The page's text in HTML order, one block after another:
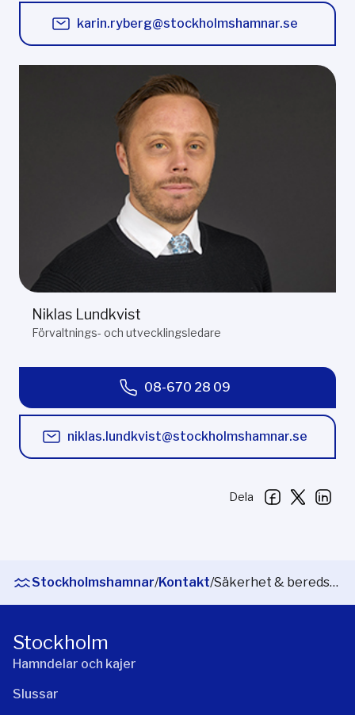
karin.ryberg@stockholmshamnar.se
Niklas Lundkvist
Förvaltnings- och utvecklingsledare
08-670 28 09
niklas.lundkvist@stockholmshamnar.se
Dela
Stockholmshamnar/Kontakt/ Säkerhet & beredskap
Stockholm
Hamndelar och kajer
Slussar